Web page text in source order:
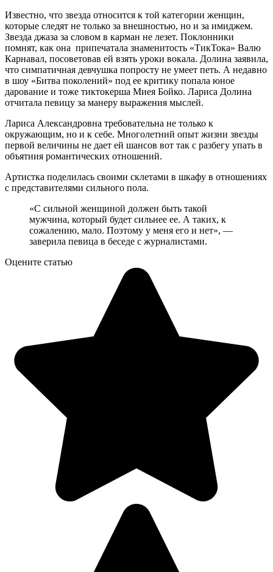
Известно, что звезда относится к той категории женщин,
которые следят не только за внешностью, но и за имиджем.
Звезда джаза за словом в карман не лезет. Поклонники
помнят, как она припечатала знаменитость «ТикТока» Валю
Карнавал, посоветовав ей взять уроки вокала. Долина заявила,
что симпатичная девчушка попросту не умеет петь. А недавно
в шоу «Битва поколений» под ее критику попала юное
дарование и тоже тиктокерша Миея Бойко. Лариса Долина
отчитала певицу за манеру выражения мыслей.
Лариса Александровна требовательна не только к
окружающим, но и к себе. Многолетний опыт жизни звезды
первой величины не дает ей шансов вот так с разбегу упать в
объятиия романтических отношений.
Артистка поделилась своими склетами в шкафу в отношениях
с представителями сильного пола.
«С сильной женщиной должен быть такой
мужчина, который будет сильнее ее. А таких, к
сожалению, мало. Поэтому у меня его и нет», —
заверила певица в беседе с журналистами.
Оцените статью